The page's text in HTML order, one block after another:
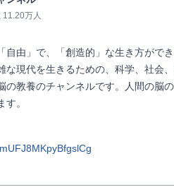
万人
自由」で、「創造的」な生き方がで
な現代を生きるための、科学、社会
の教養のチャンネルです。人間の脳
。